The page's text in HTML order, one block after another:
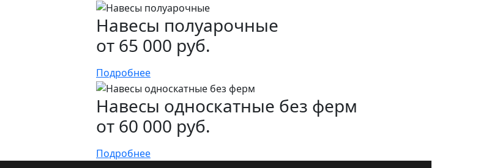
Навесы полуарочные
от 65 000 руб.
Подробнее
Навесы односкатные без ферм
от 60 000 руб.
Подробнее